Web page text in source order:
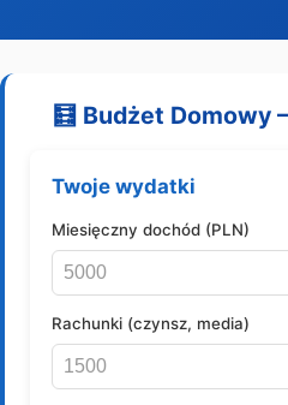
🧮 Budżet Domowy
Twoje wydatki
Miesięczny dochód (PLN)
Rachunki (czynsz, media)